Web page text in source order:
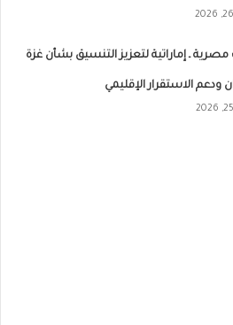
ـ إماراتية لتعزيز التنسيق بشأن غزة
ودعم الاستقرار الإقليمي